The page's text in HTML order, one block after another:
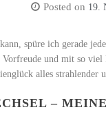
Posted on 19.
spüre ich gerade
und mit so
alles strahlender
–